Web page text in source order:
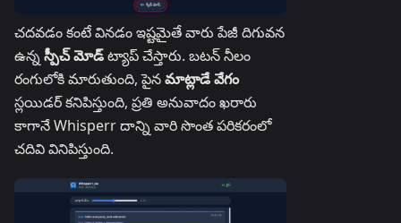
చదవడం కంటే వినడం ఇష్టమైతే వారు పేజీ దిగువన
ఉన్న స్పీచ్ మోడ్ట్యాప్ చేస్తారు. బటన్ నీలం
రంగులోకి మారుతుంది, పైనమాట్లాడే వేగం
స్లయిడర్ కనిపిస్తుంది, ప్రతి అనువాదం ఖరారు
కాగానే Whisperr దాన్ని వారి సొంత పరికరంలో
చదివి వినిపిస్తుంది.